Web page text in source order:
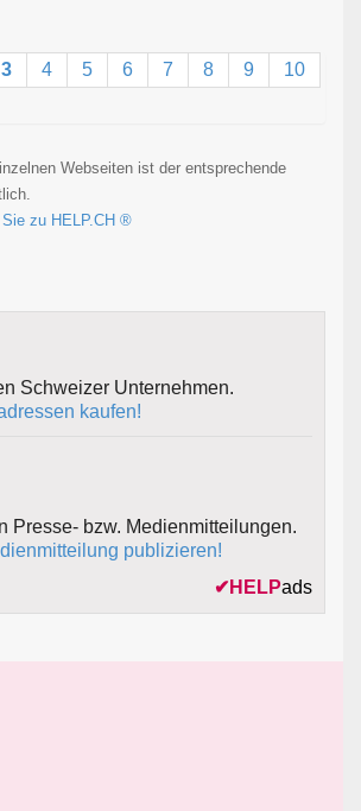
3 4 5 6 7 8 9
10
Webseiten ist der entsprechende
zu HELP.CH ®
Schweizer Unternehmen.
kaufen!
Presse- bzw. Medienmitteilungen.
publizieren!
✔ HELPads